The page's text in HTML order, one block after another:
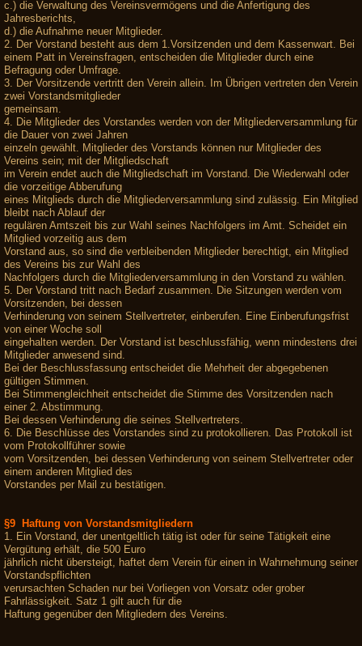
c.) die Verwaltung des Vereinsvermögens und die Anfertigung des
Jahresberichts,
d.) die Aufnahme neuer Mitglieder.
2. Der Vorstand besteht aus dem 1.Vorsitzenden und dem Kassenwart. Bei
einem Patt in Vereinsfragen, entscheiden die Mitglieder durch eine
Befragung oder Umfrage.
3. Der Vorsitzende vertritt den Verein allein. Im Übrigen vertreten den Verein
zwei Vorstandsmitglieder
gemeinsam.
4. Die Mitglieder des Vorstandes werden von der Mitgliederversammlung für
die Dauer von zwei Jahren
einzeln gewählt. Mitglieder des Vorstands können nur Mitglieder des
Vereins sein; mit der Mitgliedschaft
im Verein endet auch die Mitgliedschaft im Vorstand. Die Wiederwahl oder
die vorzeitige Abberufung
eines Mitglieds durch die Mitgliederversammlung sind zulässig. Ein Mitglied
bleibt nach Ablauf der
regulären Amtszeit bis zur Wahl seines Nachfolgers im Amt. Scheidet ein
Mitglied vorzeitig aus dem
Vorstand aus, so sind die verbleibenden Mitglieder berechtigt, ein Mitglied
des Vereins bis zur Wahl des
Nachfolgers durch die Mitgliederversammlung in den Vorstand zu wählen.
5. Der Vorstand tritt nach Bedarf zusammen. Die Sitzungen werden vom
Vorsitzenden, bei dessen
Verhinderung von seinem Stellvertreter, einberufen. Eine Einberufungsfrist
von einer Woche soll
eingehalten werden. Der Vorstand ist beschlussfähig, wenn mindestens drei
Mitglieder anwesend sind.
Bei der Beschlussfassung entscheidet die Mehrheit der abgegebenen
gültigen Stimmen.
Bei Stimmengleichheit entscheidet die Stimme des Vorsitzenden nach
einer 2. Abstimmung.
Bei dessen Verhinderung die seines Stellvertreters.
6. Die Beschlüsse des Vorstandes sind zu protokollieren. Das Protokoll ist
vom Protokollführer sowie
vom Vorsitzenden, bei dessen Verhinderung von seinem Stellvertreter oder
einem anderen Mitglied des
Vorstandes per Mail zu bestätigen.
§9 Haftung von Vorstandsmitgliedern
1. Ein Vorstand, der unentgeltlich tätig ist oder für seine Tätigkeit eine
Vergütung erhält, die 500 Euro
jährlich nicht übersteigt, haftet dem Verein für einen in Wahrnehmung seiner
Vorstandspflichten
verursachten Schaden nur bei Vorliegen von Vorsatz oder grober
Fahrlässigkeit. Satz 1 gilt auch für die
Haftung gegenüber den Mitgliedern des Vereins.